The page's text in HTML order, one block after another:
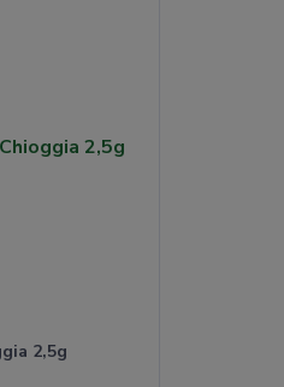
2,5g